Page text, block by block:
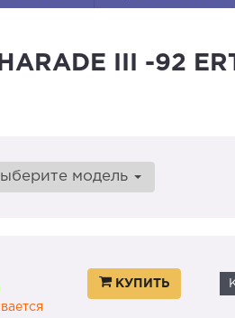
III -92
модель
КУПИТЬ